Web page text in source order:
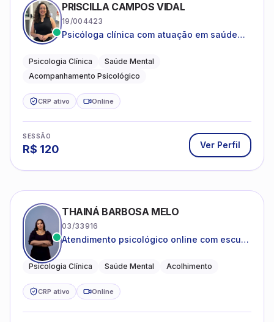
PRISCILLA CAMPOS VIDAL
19/004423
Psicóloga clínica com atuação em saúde
Psicologia Clínica
Saúde Mental
Acompanhamento Psicológico
CRP ativo Online
SESSÃO
R$ 120 Ver Perfil
THAINÁ BARBOSA MELO
03/33916
Atendimento psicológico online com escuta
emocional
Psicologia Clínica Saúde Mental Acolhimento
CRP ativo Online